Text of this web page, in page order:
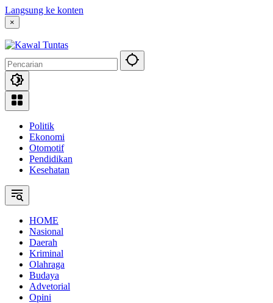
Langsung ke konten
×
Politik
Ekonomi
Otomotif
Pendidikan
Kesehatan
HOME
Nasional
Daerah
Kriminal
Olahraga
Budaya
Advetorial
Opini